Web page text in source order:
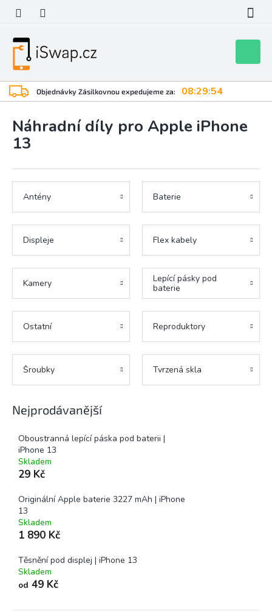
obsah
Objednávky Zásilkovnou expedujeme za: 08:29:53
košík
Náhradní díly pro Apple iPhone
13
Antény Baterie
Displeje Flex kabely
Kamery
Lepící pásky pod
baterie
Ostatní Reproduktory
Šroubky Tvrzená skla
Nejprodávanější
Oboustranná lepící páska pod baterii |
iPhone 13
Skladem
29 Kč
Originální Apple baterie 3227 mAh | iPhone
13
Skladem
1 890 Kč
Těsnění pod displej | iPhone 13
Skladem
od 49 Kč